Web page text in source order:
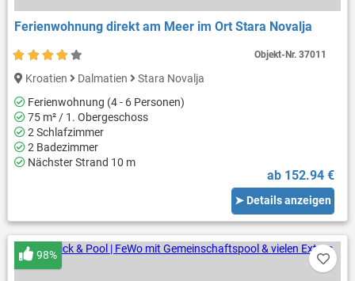
Ferienwohnung direkt am Meer im Ort Stara Novalja
Kroatien Dalmatien
Stara Novalja
Ferienwohnung (4 - 6 Personen)
75 m² / 1. Obergeschoss
2 Schlafzimmer
2 Badezimmer
Nächster Strand 10 m
ab 152.94 €
➤ Details anzeigen
Objekt-Nr.37011
98%